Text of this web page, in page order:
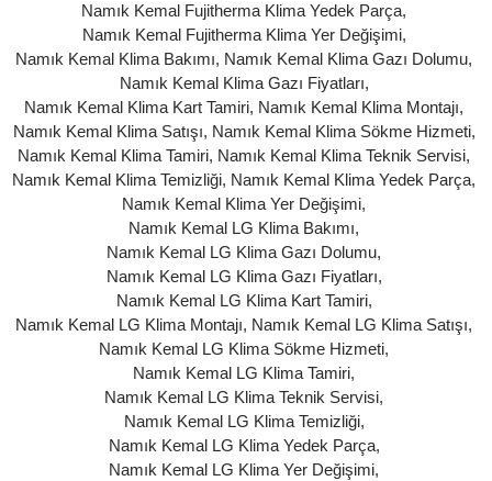
Namık Kemal Fujitherma Klima Yedek Parça,
Namık Kemal Fujitherma Klima Yer Değişimi,
Namık Kemal Klima Bakımı, Namık Kemal Klima Gazı Dolumu,
Namık Kemal Klima Gazı Fiyatları,
Namık Kemal Klima Kart Tamiri, Namık Kemal Klima Montajı,
Namık Kemal Klima Satışı, Namık Kemal Klima Sökme Hizmeti,
Namık Kemal Klima Tamiri, Namık Kemal Klima Teknik Servisi,
Namık Kemal Klima Temizliği, Namık Kemal Klima Yedek Parça,
Namık Kemal Klima Yer Değişimi,
Namık Kemal LG Klima Bakımı,
Namık Kemal LG Klima Gazı Dolumu,
Namık Kemal LG Klima Gazı Fiyatları,
Namık Kemal LG Klima Kart Tamiri,
Namık Kemal LG Klima Montajı, Namık Kemal LG Klima Satışı,
Namık Kemal LG Klima Sökme Hizmeti,
Namık Kemal LG Klima Tamiri,
Namık Kemal LG Klima Teknik Servisi,
Namık Kemal LG Klima Temizliği,
Namık Kemal LG Klima Yedek Parça,
Namık Kemal LG Klima Yer Değişimi,